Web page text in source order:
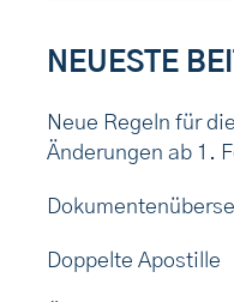
NEUESTE
Neue Regeln für
Änderungen ab 1.
Doppelte Apostille